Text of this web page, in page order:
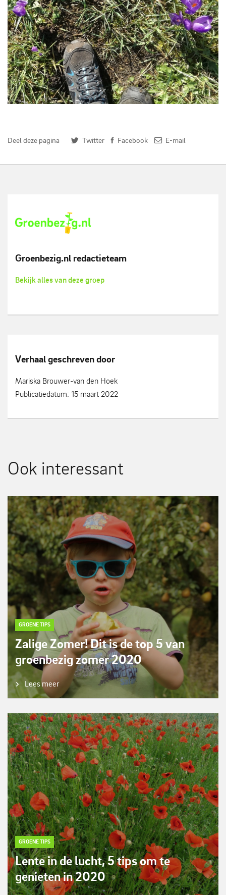
Deel deze pagina Twitter Facebook E-mail
Groenbezig.nl redactieteam
Bekijk alles van deze groep
Verhaal geschreven door
Mariska Brouwer-van den Hoek
Publicatiedatum: 15 maart 2022
Ook interessant
GROENE TIPS
Zalige Zomer! Dit is de top 5 van
groenbezig zomer 2020
Lees meer
GROENE TIPS
Lente in de lucht, 5 tips om te
genieten in 2020